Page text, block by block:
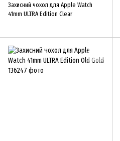
Захисний чохол для Apple Watch
41mm ULTRA Edition Clear